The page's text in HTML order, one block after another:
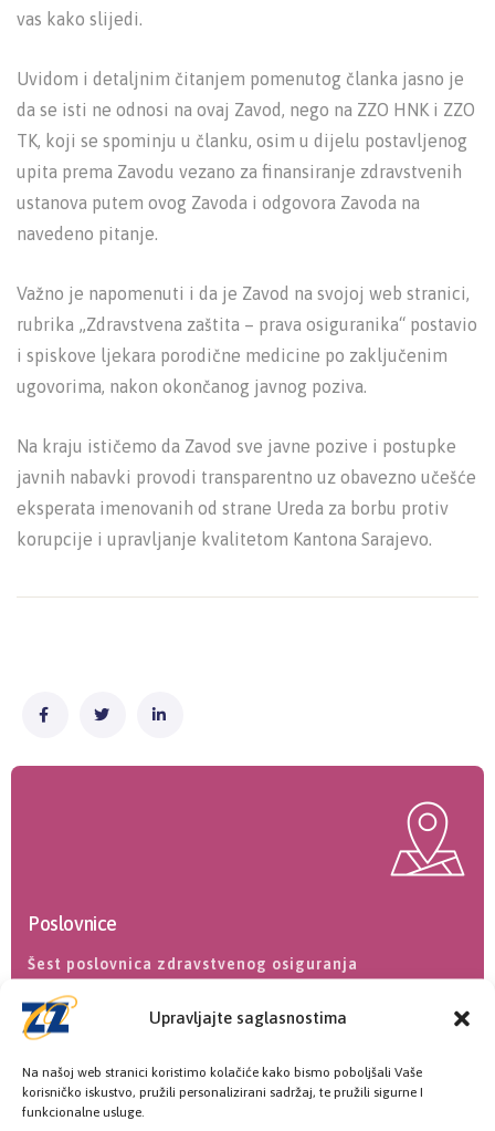
Upravljajte saglasnostima
Na našoj web stranici koristimo kolačiće kako bismo poboljšali Vaše
korisničko iskustvo, pružili personalizirani sadržaj, te pružili sigurne I
funkcionalne usluge.
vas kako slijedi.
Uvidom i detaljnim čitanjem pomenutog članka jasno je
da se isti ne odnosi na ovaj Zavod, nego na ZZO HNK i ZZO
TK, koji se spominju u članku, osim u dijelu postavljenog
upita prema Zavodu vezano za finansiranje zdravstvenih
ustanova putem ovog Zavoda i odgovora Zavoda na
navedeno pitanje.
Važno je napomenuti i da je Zavod na svojoj web stranici,
rubrika „Zdravstvena zaštita – prava osiguranika“ postavio
i spiskove ljekara porodične medicine po zaključenim
ugovorima, nakon okončanog javnog poziva.
Na kraju ističemo da Zavod sve javne pozive i postupke
javnih nabavki provodi transparentno uz obavezno učešće
eksperata imenovanih od strane Ureda za borbu protiv
korupcije i upravljanje kvalitetom Kantona Sarajevo.
Poslovnice
Šest poslovnica zdravstvenog osiguranja
KONTAKT INFORMACIJE